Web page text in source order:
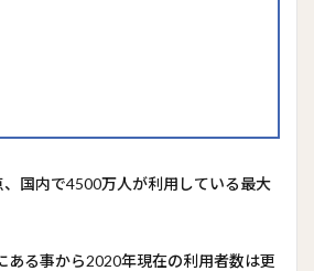
国内で4500万人が利用している最大
ある事から2020年現在の利用者数は更